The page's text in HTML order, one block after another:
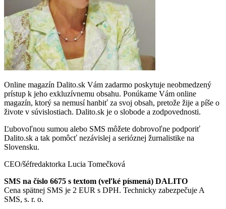
Online magazín Dalito.sk Vám zadarmo poskytuje neobmedzený
prístup k jeho exkluzívnemu obsahu. Ponúkame Vám online
magazín, ktorý sa nemusí hanbiť za svoj obsah, pretože žije a píše o
živote v súvislostiach. Dalito.sk je o slobode a zodpovednosti.
Ľubovoľnou sumou alebo SMS môžete dobrovoľne podporiť
Dalito.sk a tak pomôcť nezávislej a serióznej žurnalistike na
Slovensku.
CEO/šéfredaktorka Lucia Tomečková
SMS na číslo 6675 s textom (veľké písmená) DALITO
Cena spätnej SMS je 2 EUR s DPH. Technicky zabezpečuje A
SMS, s. r. o.